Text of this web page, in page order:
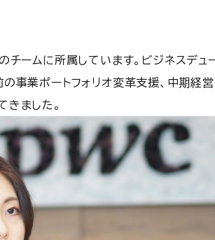
ムに所属しています。ビジネスデュ
事業ポートフォリオ変革支援、中期経
ました。